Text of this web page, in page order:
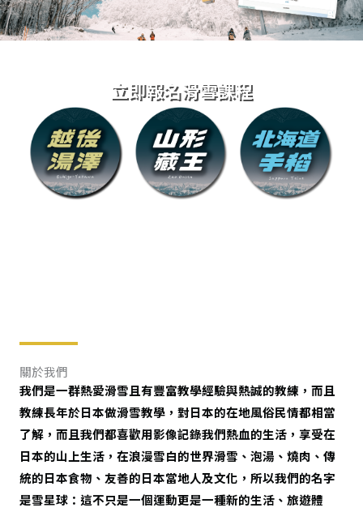
立即報名滑雪課程
關於我們
我們是一群熱愛滑雪且有豐富教學經驗與熱誠的教練，而且
教練長年於日本做滑雪教學，對日本的在地風俗民情都相當
了解，而且我們都喜歡用影像記錄我們熱血的生活，享受在
日本的山上生活，在浪漫雪白的世界滑雪、泡湯、燒肉、傳
統的日本食物、友善的日本當地人及文化，所以我們的名字
是雪星球：這不只是一個運動更是一種新的生活、旅遊體